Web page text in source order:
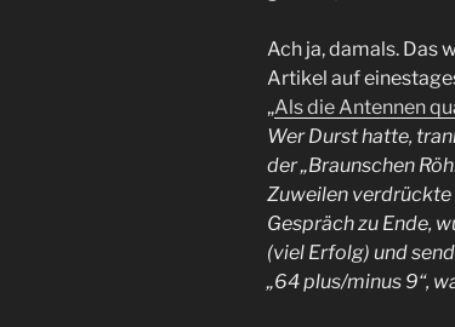
Ach ja, damals. Das
Artikel auf
„Als die Antennen
Wer Durst hatte,
der „Braunschen
Zuweilen verdrückte
Gespräch zu Ende,
(viel Erfolg) und
„64 plus/minus 9“,